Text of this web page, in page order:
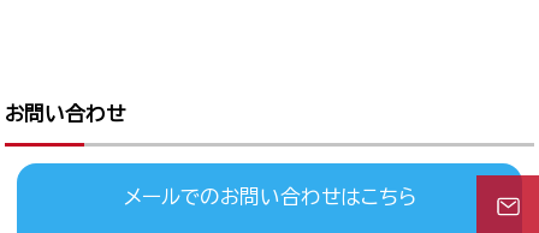
お問い合わせ
メールでのお問い合わせはこちら